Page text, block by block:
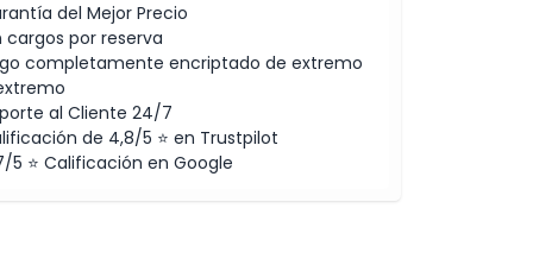
del Mejor Precio
cargos por reserva
completamente encriptado de extremo
al Cliente 24/7
de 4,8/5 ⭐ en Trustpilot
5 ⭐ Calificación en Google